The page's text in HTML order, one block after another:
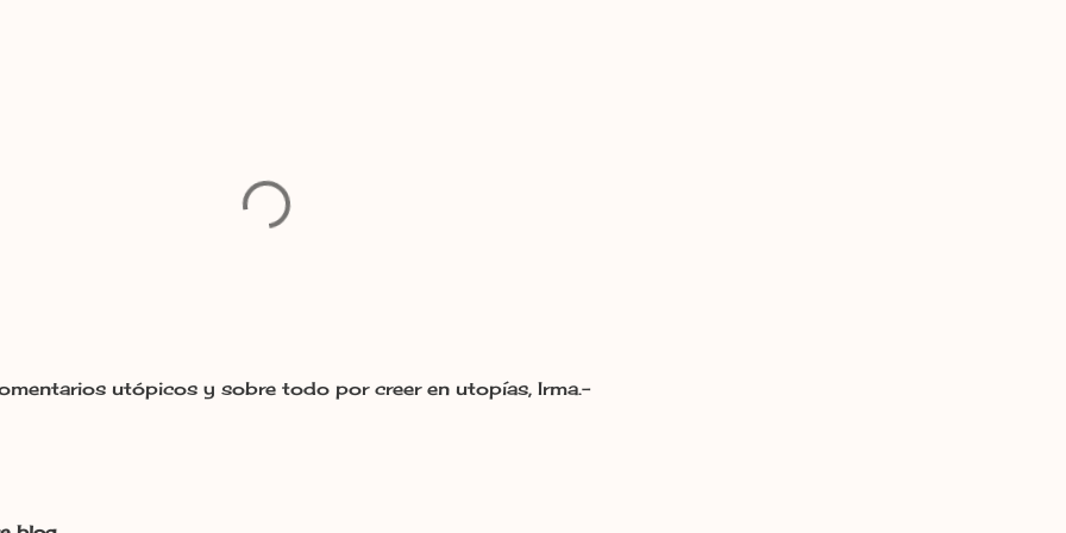
utópicos y sobre todo por creer en utopías, Irma.-